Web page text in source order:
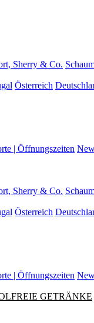
Sherry & Co.
Österreich
| Öffnungszeiten
Sherry & Co.
Österreich
| Öffnungszeiten
GETRÄNKE